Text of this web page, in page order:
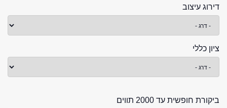
דירוג עיצוב
ציון כללי
ביקורת חופשית עד 2000 תווים